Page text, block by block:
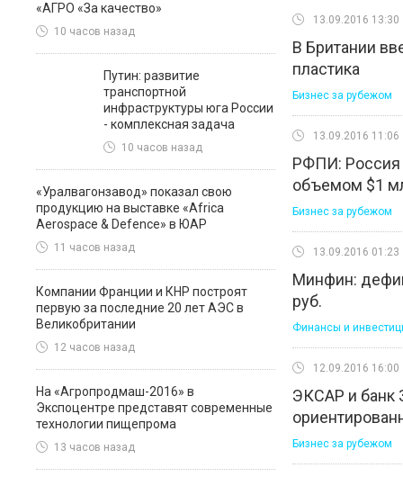
«АГРО «За качество»
10 часов назад
Путин: развитие
транспортной
инфраструктуры юга России
- комплексная задача
10 часов назад
«Уралвагонзавод» показал свою
продукцию на выставке «Africa
Aerospace & Defence» в ЮАР
11 часов назад
Компании Франции и КНР построят
первую за последние 20 лет АЭС в
Великобритании
12 часов назад
На «Агропродмаш-2016» в
Экспоцентре представят современные
технологии пищепрома
13 часов назад
13.09.2016 13:30
В Британии
пластика
Бизнес за рубежом
13.09.2016 11:06
РФПИ: Россия
объемом $1
Бизнес за рубежом
13.09.2016 01:23
Минфин:
руб.
Финансы и
12.09.2016 16:00
ЭКСАР и банк
Бизнес за рубежом